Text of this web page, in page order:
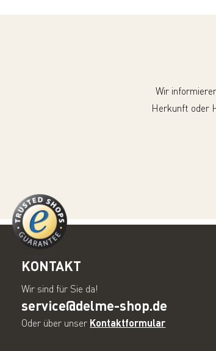
Wir
Herkunft oder
KONTAKT
Wir sind für Sie da!
service@delme-shop.de
Oder über unser Kontaktformular